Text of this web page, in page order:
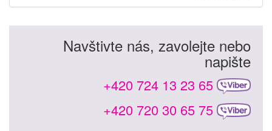
Navštivte nás, zavolejte nebo
napište
+420 724 13 23 65
+420 720 30 65 75